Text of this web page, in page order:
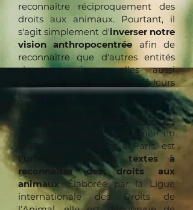
reconnaître réciproquement des
droits aux animaux. Pourtant, il
s'agit simplement d'inverser notre
vision anthropocentrée afin de
reconnaître que d'autres entités
vivantes puissent elles aussi
bénéficier de droits propres à leurs
besoins.
La
Déclaration universelle des
, proclamée en
devant l'Unesco à Paris, est
l’un des premiers textes à
reconnaître des droits aux
animaux. Élaborée par la Ligue
internationale des Droits de